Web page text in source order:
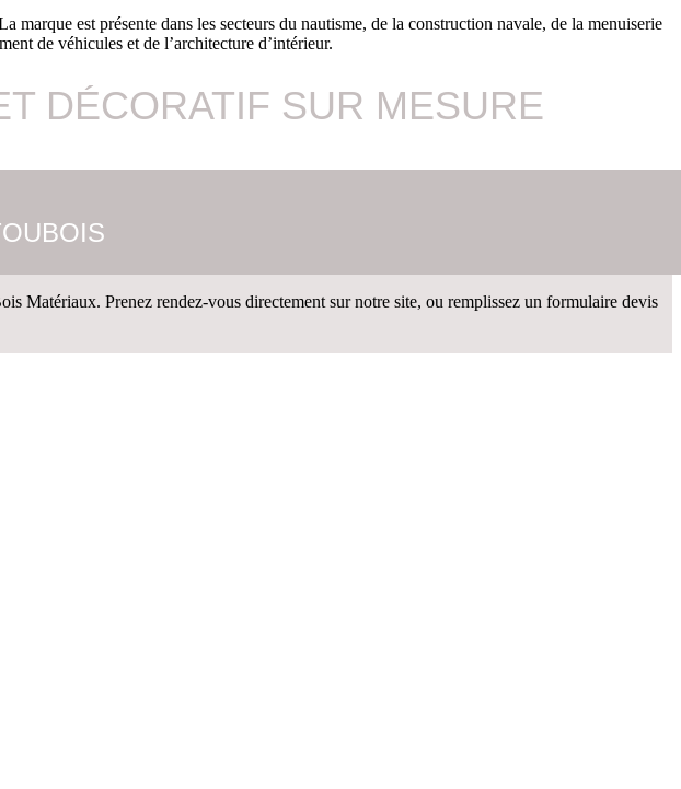
est présente dans les secteurs du nautisme, de la construction navale, de la menuiserie
de véhicules et de l’architecture d’intérieur.
DÉCORATIF SUR MESURE
Matériaux. Prenez rendez-vous directement sur notre site, ou remplissez un formulaire devis